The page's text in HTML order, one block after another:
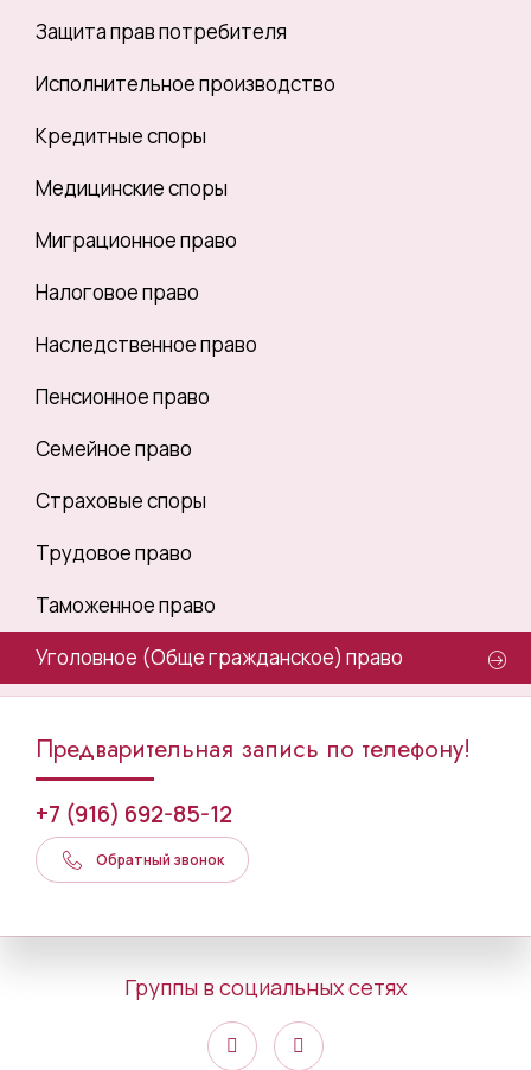
Защита прав потребителя
Исполнительное производство
Кредитные споры
Медицинские споры
Миграционное право
Налоговое право
Наследственное право
Пенсионное право
Семейное право
Страховые споры
Трудовое право
Таможенное право
Уголовное (Обще гражданское) право
Предварительная запись по телефону!
+7 (916) 692-85-12
Обратный звонок
Группы в социальных сетях